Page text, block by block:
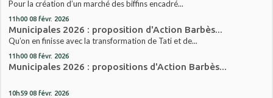
Pour la création d’un marché des biffins encadré...
11h00 08 févr. 2026
Municipales 2026 : proposition d'Action Barbès...
Qu’on en finisse avec la transformation de Tati et de...
11h00 08 févr. 2026
Municipales 2026 : propositions d'Action Barbès...
10h59 08 févr. 2026